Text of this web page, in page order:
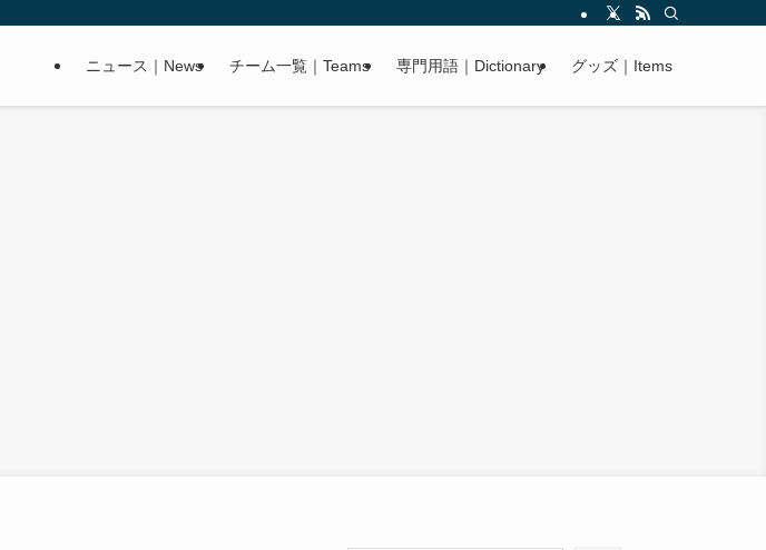
ニュース｜News チーム一覧｜Teams 専門用語｜Dictionary グッズ｜Items